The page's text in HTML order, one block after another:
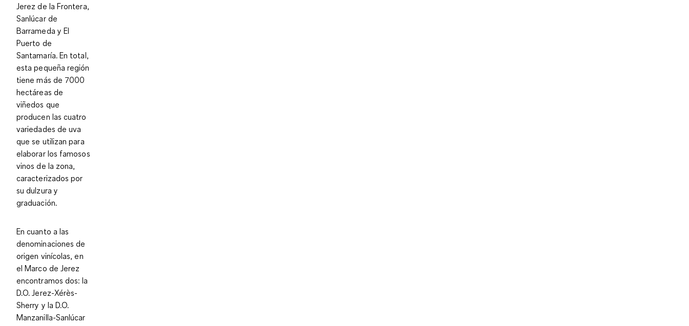
Jerez de la Frontera,
Sanlúcar de
Barrameda y El
Puerto de
Santamaría. En total,
esta pequeña región
tienemás de 7000
hectáreas de
viñedos que
producen las cuatro
variedades de uva
que se utilizan para
elaborar los famosos
vinos de la zona,
caracterizados por
sudulzura y
graduación.
En cuanto a las
denominaciones de
origen vinícolas, en
el Marco de Jerez
encontramos dos:la
D.O. Jerez-Xérès-
Sherry y la D.O.
Manzanilla-Sanlúcar